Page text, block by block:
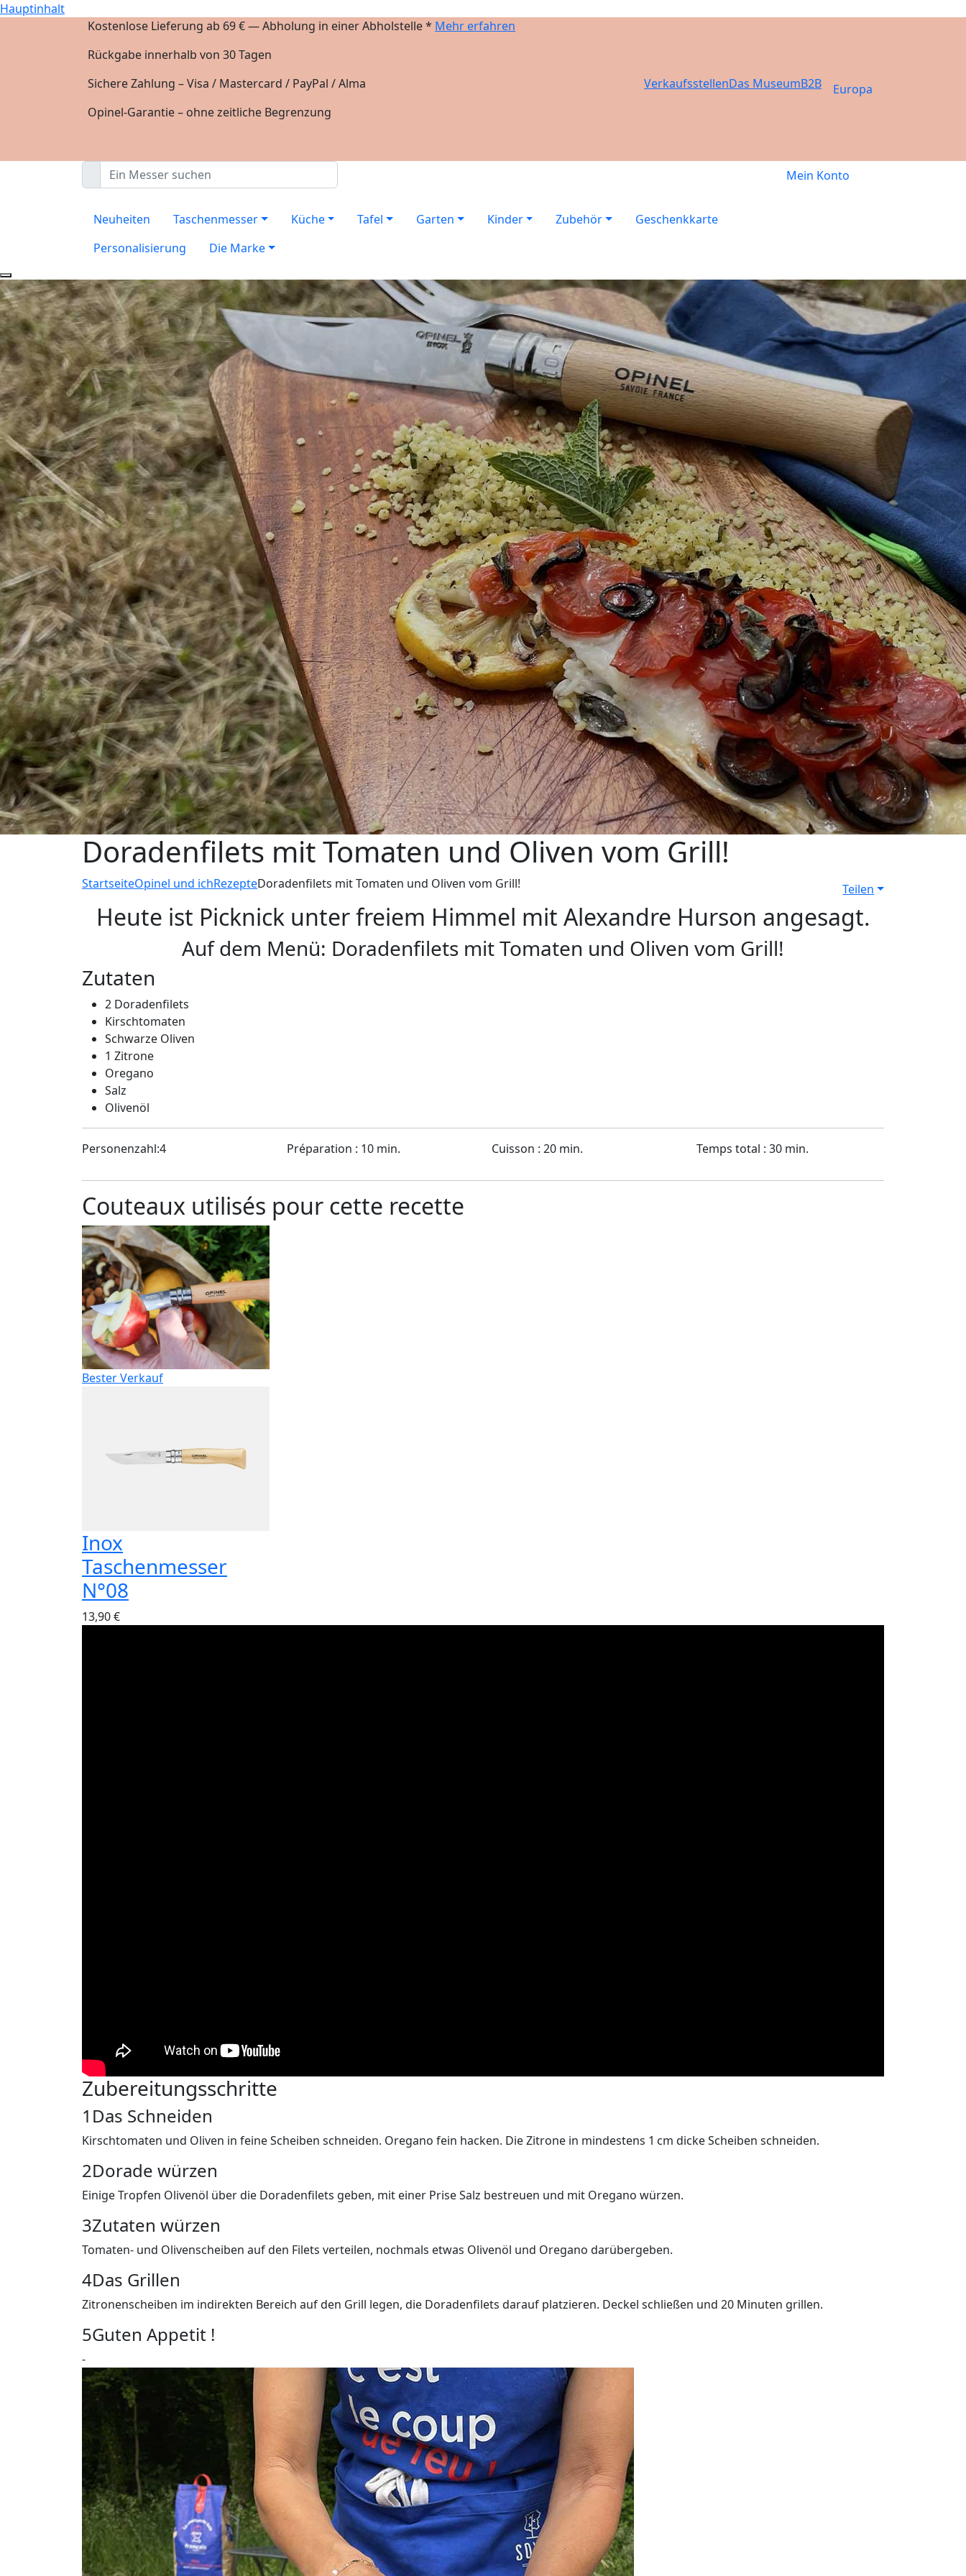
Hauptinhalt
Kostenlose Lieferung ab 69 € — Abholung in einer Abholstelle * Mehr erfahren
Rückgabe innerhalb von 30 Tagen
Sichere Zahlung – Visa / Mastercard / PayPal / Alma
Opinel-Garantie – ohne zeitliche Begrenzung
VerkaufsstellenDas MuseumB2B Europa
Mein Konto
Neuheiten Taschenmesser Küche Tafel Garten Kinder Zubehör
Geschenkkarte
Personalisierung
Die Marke
Doradenfilets mit Tomaten und Oliven vom Grill!
StartseiteOpinel und ichRezepteDoradenfilets mit Tomaten und Oliven vom Grill! Teilen
Heute ist Picknick unter freiem Himmel mit Alexandre Hurson angesagt.
Auf dem Menü: Doradenfilets mit Tomaten und Oliven vom Grill!
Zutaten
2 Doradenfilets
Kirschtomaten
Schwarze Oliven
1 Zitrone
Oregano
Salz
Olivenöl
Personenzahl:4 Préparation : 10 min. Cuisson : 20 min. Temps total : 30 min.
Couteaux utilisés pour cette recette
Bester Verkauf
Inox
Taschenmesser
N°08
13,90 €
Zubereitungsschritte
1 Das Schneiden
Kirschtomaten und Oliven in feine Scheiben schneiden. Oregano fein hacken. Die Zitrone in mindestens 1 cm dicke Scheiben schneiden.
2Dorade würzen
Einige Tropfen Olivenöl über die Doradenfilets geben, mit einer Prise Salz bestreuen und mit Oregano würzen.
3Zutaten würzen
Tomaten- und Olivenscheiben auf den Filets verteilen, nochmals etwas Olivenöl und Oregano darübergeben.
4Das Grillen
Zitronenscheiben im indirekten Bereich auf den Grill legen, die Doradenfilets darauf platzieren. Deckel schließen und 20 Minuten grillen.
5Guten Appetit !
-